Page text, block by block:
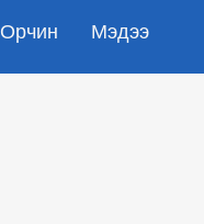
Орчин Мэдээ